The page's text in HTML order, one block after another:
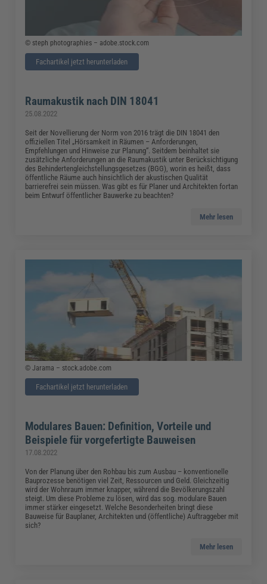
© steph photographies – adobe.stock.com
Fachartikel jetzt herunterladen
Raumakustik nach DIN 18041
25.08.2022
Seit der Novellierung der Norm von 2016 trägt die DIN 18041 den
offiziellen Titel „Hörsamkeit in Räumen – Anforderungen,
Empfehlungen und Hinweise zur Planung“. Seitdem beinhaltet sie
zusätzliche Anforderungen an die Raumakustik unter Berücksichtigung
des Behindertengleichstellungsgesetzes (BGG), worin es heißt, dass
öffentliche Räume auch hinsichtlich der akustischen Qualität
barrierefrei sein müssen. Was gibt es für Planer und Architekten fortan
beim Entwurf öffentlicher Bauwerke zu beachten?
Mehr lesen
© Jarama – stock.adobe.com
Fachartikel jetzt herunterladen
Modulares Bauen: Definition, Vorteile und
Beispiele für vorgefertigte Bauweisen
17.08.2022
Von der Planung über den Rohbau bis zum Ausbau – konventionelle
Bauprozesse benötigen viel Zeit, Ressourcen und Geld. Gleichzeitig
wird der Wohnraum immer knapper, während die Bevölkerungszahl
steigt. Um diese Probleme zu lösen, wird das sog. modulare Bauen
immer stärker eingesetzt. Welche Besonderheiten bringt diese
Bauweise für Bauplaner, Architekten und (öffentliche) Auftraggeber mit
sich?
Mehr lesen